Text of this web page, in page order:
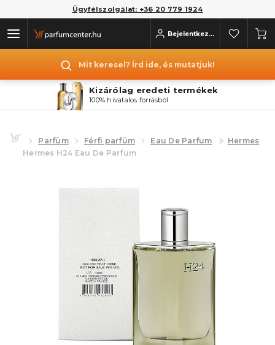
Ügyfélszolgálat: +36 20 779 1924
Bejelentkezés
Mit keresel? Írd ide, és mutatjuk!
Kizárólag eredeti termékek
100% hivatalos forrásból
Parfüm Férfi parfüm Eau De Parfum
Hermes
Hermes H24 Eau De Parfum